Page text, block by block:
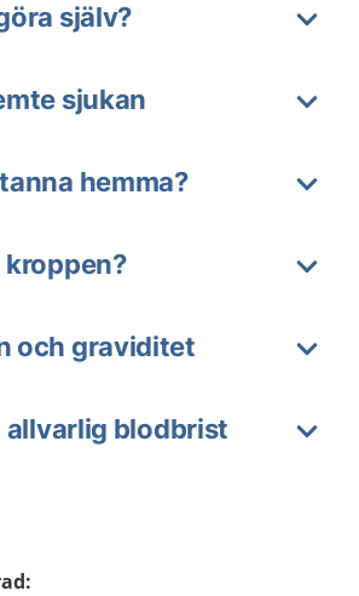
själv?
sjukan
hemma?
kroppen?
och graviditet
allvarlig blodbrist
: